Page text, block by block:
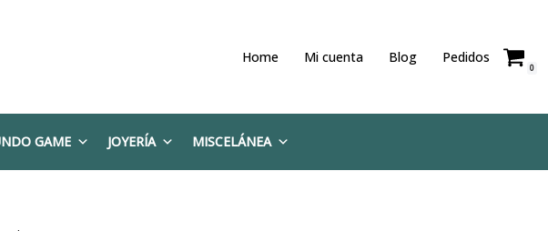
Home Mi cuenta Blog Pedidos
0
GAME JOYERÍA MISCELÁNEA